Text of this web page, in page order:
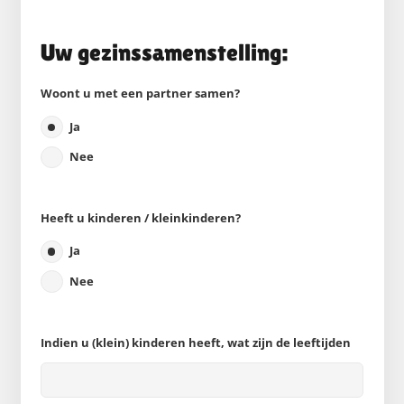
Uw gezinssamenstelling:
Woont u met een partner samen?
Ja
Nee
Heeft u kinderen / kleinkinderen?
Ja
Nee
Indien u (klein) kinderen heeft, wat zijn de leeftijden